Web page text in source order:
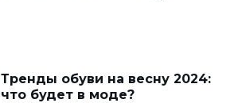
Тренды обуви на весну 2024:
что будет в моде?